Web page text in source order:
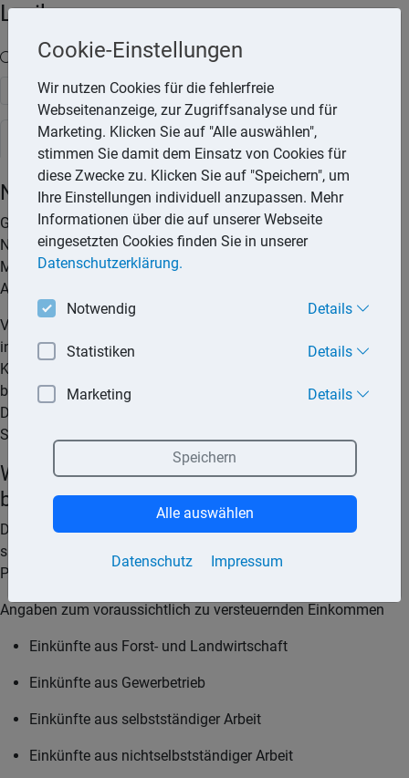
Lexika
Volltext-Suche in den Lexika
Suchen
Steuerlexikon
Nichtveranlagungsbescheinigung
Geringverdiener haben mit Hilfe einer sogenannten
Nichtveranlagungsbescheinigung (NV-Bescheinigung) die
Möglichkeit, sich auch über den Sparer-Pauschbetrag von der
Abgeltungssteuer auf Kapitalerträge befreien zu lassen.
Voraussetzung für die Beantragung ist, dass Ihr Einkommen
inklusive Kapitalerträge den Grundfreibetrag nicht übersteigt.
Kapitalerträge und Kursgewinne können Sie sich jedoch nur
bis zu einer gewissen Grenze steuerfrei auszahlen lassen.
Diese Grenze errechnet sich wie folgt: Grundfreibetrag +
Sonderausgaben-Pauschbetrag + Sparer-Pauschbetrag.
Wie und wo kann eine NV-Bescheinigung
beantragt werden?
Das Antragsformular besteht nur aus zwei Seiten und lässt
sich leicht ausfüllen. Neben den üblichen Angaben zur
Person müssen auch folgende Angaben gemacht werden:
Angaben zum voraussichtlich zu versteuernden Einkommen
Einkünfte aus Forst- und Landwirtschaft
Einkünfte aus Gewerbetrieb
Einkünfte aus selbstständiger Arbeit
Einkünfte aus nichtselbstständiger Arbeit
Cookie-Einstellungen
Wir nutzen Cookies für die fehlerfreie
Webseitenanzeige, zur Zugriffsanalyse und für
Marketing. Klicken Sie auf "Alle auswählen",
stimmen Sie damit dem Einsatz von Cookies für
diese Zwecke zu. Klicken Sie auf "Speichern", um
Ihre Einstellungen individuell anzupassen. Mehr
Informationen über die auf unserer Webseite
eingesetzten Cookies finden Sie in unserer
Datenschutzerklärung.
Notwendig Details
Statistiken Details
Marketing Details
Datenschutz Impressum
Speichern
Alle auswählen